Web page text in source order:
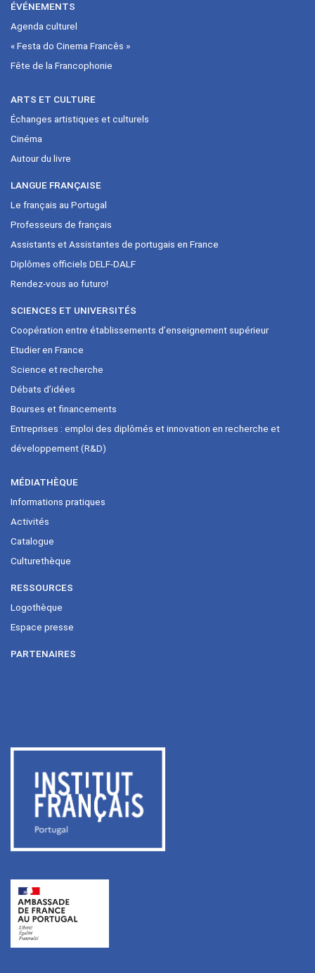
ÉVÉNEMENTS
Agenda culturel
« Festa do Cinema Francês »
Fête de la Francophonie
ARTS ET CULTURE
Échanges artistiques et culturels
Cinéma
Autour du livre
LANGUE FRANÇAISE
Le français au Portugal
Professeurs de français
Assistants et Assistantes de portugais en France
Diplômes officiels DELF-DALF
Rendez-vous ao futuro!
SCIENCES ET UNIVERSITÉS
Coopération entre établissements d’enseignement supérieur
Etudier en France
Science et recherche
Débats d’idées
Bourses et financements
Entreprises : emploi des diplômés et innovation en recherche et
développement (R&D)
MÉDIATHÈQUE
Informations pratiques
Activités
Catalogue
Culturethèque
RESSOURCES
Logothèque
Espace presse
PARTENAIRES